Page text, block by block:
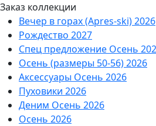
Заказ коллекции
Вечер в горах (Apres-ski) 2026
Рождество 2027
Спец предложение Осень
Осень (размеры 50-56) 2026
Аксессуары Осень 2026
Пуховики 2026
Деним Осень 2026
Осень 2026